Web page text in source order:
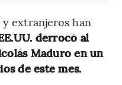
extranjeros han
derrocó al
Maduro en un
de este mes.